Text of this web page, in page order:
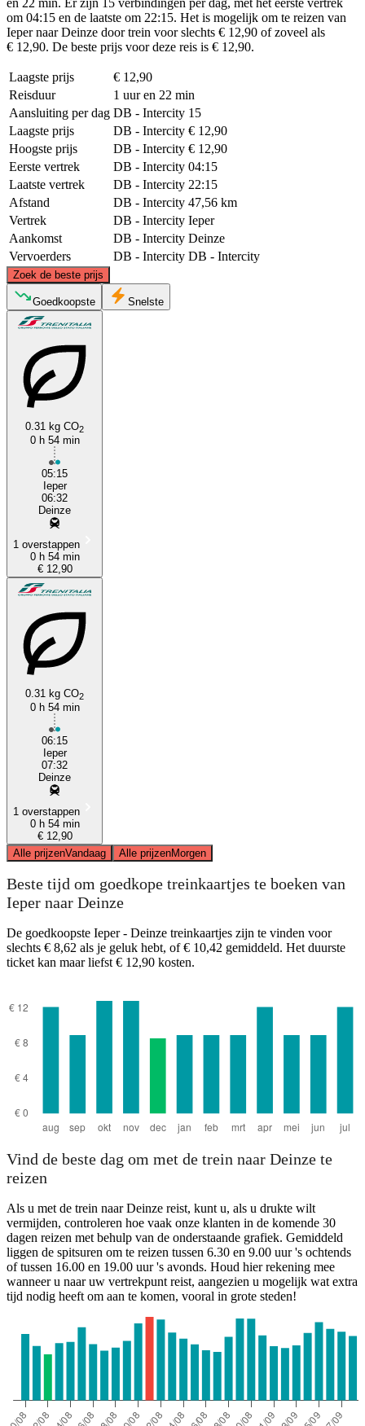
om 04:15 en de laatste om 22:15. Het is mogelijk om te reizen van
Ieper naar Deinze door trein voor slechts € 12,90 of zoveel als
€ 12,90. De beste prijs voor deze reis is € 12,90.
Laagste prijs
€ 12,90
Reisduur
1 uur en 22 min
Aansluiting per dag DB - Intercity 15
Laagste prijs
DB - Intercity € 12,90
Hoogste prijs
DB - Intercity € 12,90
Eerste vertrek
DB - Intercity 04:15
Laatste vertrek
DB - Intercity 22:15
Afstand
DB - Intercity 47,56 km
Vertrek
DB - Intercity Ieper
Aankomst
DB - Intercity Deinze
Vervoerders
DB - Intercity DB - Intercity
Zoek de beste prijs
Ypres
©CARTO, ©OpenStreetMap
Goedkoopste Snelste
0.31 kg CO2
0 h 54 min
05:15
Ieper
06:32
Deinze
1 overstappen
0 h 54 min
€ 12,90
0.31 kg CO2
0 h 54 min
06:15
Ieper
07:32
Deinze
1 overstappen
0 h 54 min
€ 12,90
Alle prijzenVandaag Alle prijzenMorgen
Beste tijd om goedkope treinkaartjes te boeken van
Ieper naar Deinze
De goedkoopste Ieper - Deinze treinkaartjes zijn te vinden voor
slechts € 8,62 als je geluk hebt, of € 10,42 gemiddeld. Het duurste
ticket kan maar liefst € 12,90 kosten.
Vind de beste dag om met de trein naar Deinze te
reizen
Als u met de trein naar Deinze reist, kunt u, als u drukte wilt
vermijden, controleren hoe vaak onze klanten in de komende 30
dagen reizen met behulp van de onderstaande grafiek. Gemiddeld
liggen de spitsuren om te reizen tussen 6.30 en 9.00 uur 's ochtends
of tussen 16.00 en 19.00 uur 's avonds. Houd hier rekening mee
wanneer u naar uw vertrekpunt reist, aangezien u mogelijk wat extra
tijd nodig heeft om aan te komen, vooral in grote steden!